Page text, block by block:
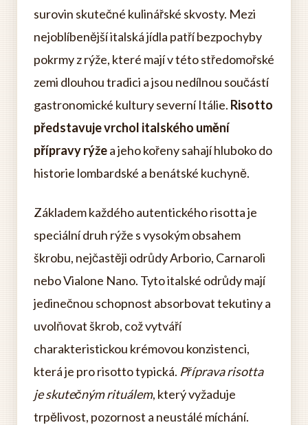
surovin skutečné kulinářské skvosty. Mezi
nejoblíbenější italská jídla patří bezpochyby
pokrmy z rýže, které mají v této středomořské
zemi dlouhou tradici a jsou nedílnou součástí
gastronomické kultury severní Itálie. Risotto
představuje vrchol italského umění
přípravy rýžea jeho kořeny sahají hluboko do
historie lombardské a benátské kuchyně.
Základem každého autentického risotta je
speciální druh rýže s vysokým obsahem
škrobu, nejčastěji odrůdy Arborio, Carnaroli
nebo Vialone Nano. Tyto italské odrůdy mají
jedinečnou schopnost absorbovat tekutiny a
uvolňovat škrob, což vytváří
charakteristickou krémovou konzistenci,
která je pro risotto typická. Příprava risotta
je skutečným rituálem, který vyžaduje
trpělivost, pozornost a neustálé míchání.